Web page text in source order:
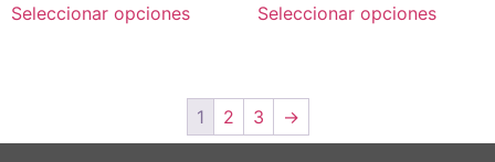
Seleccionar opciones Seleccionar opciones
1 2 3 →